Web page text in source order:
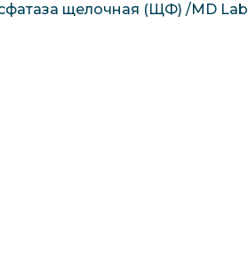
щелочная (ЩФ) /MD Lab